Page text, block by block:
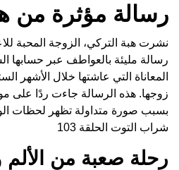
رسالة مؤثرة من
نشرت هبة التركي، الزوجة المحبة
رسالة مليئة بالعواطف عبر
المعاناة التي عاشتها خلال الأشهر
زوجها. هذه الرسالة جاءت ردًا على
بسبب صورة متداولة تظهر لحظات
شراب التوت الحلقة 103
رحلة صعبة من الألم